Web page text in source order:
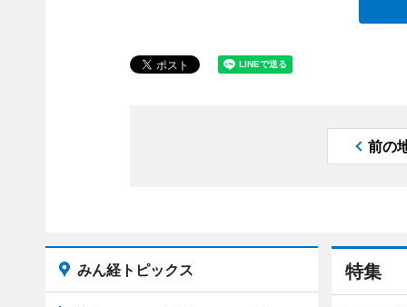
前の
特集
みん経トピックス